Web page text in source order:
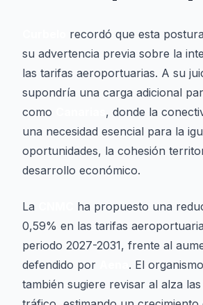
recordó que esta
su advertencia previa sobre la
las tarifas aeroportuarias. A su
supondría una carga adicional
como
, donde la
una necesidad esencial para la
oportunidades, la cohesión
desarrollo económico.
La
ha propuesto una
0,59% en las tarifas
periodo 2027-2031, frente al
defendido por
. El
también sugiere revisar al alza